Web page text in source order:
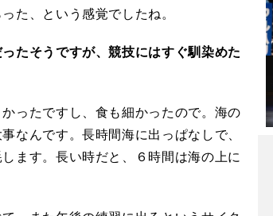
た、という感覚でしたね。
たそうですが、競技にはすぐ馴染めた
ったですし、食も細かったので。海の
なんです。長時間海に出っぱなしで、
ます。長い時だと、６時間は海の上に